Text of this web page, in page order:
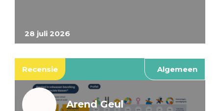
28 juli 2026
Recensie Algemeen
Arend Geul